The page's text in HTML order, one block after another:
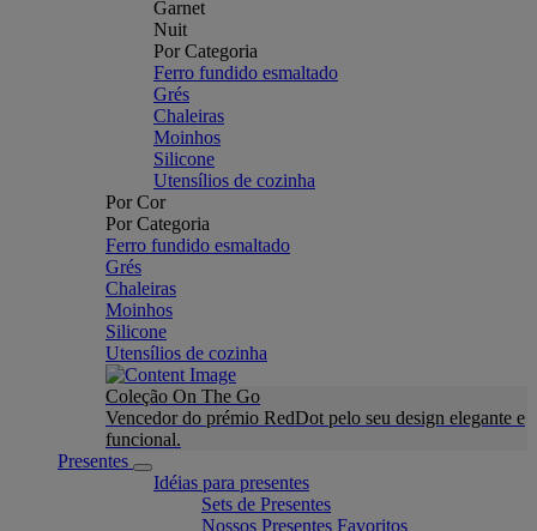
Garnet
Nuit
Por Categoria
Ferro fundido esmaltado
Grés
Chaleiras
Moinhos
Silicone
Utensílios de cozinha
Por Cor
Por Categoria
Ferro fundido esmaltado
Grés
Chaleiras
Moinhos
Silicone
Utensílios de cozinha
Coleção On The Go
Vencedor do prémio RedDot pelo seu design elegante e
funcional.
Presentes
Idéias para presentes
Sets de Presentes
Nossos Presentes Favoritos